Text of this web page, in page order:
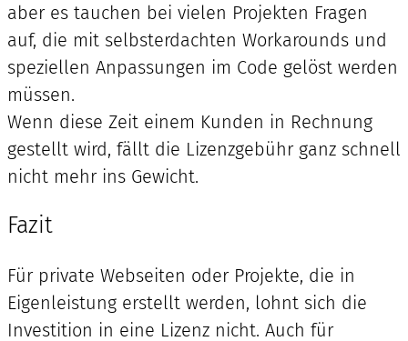
aber es tauchen bei vielen Projekten Fragen
auf, die mit selbsterdachten Workarounds und
speziellen Anpassungen im Code gelöst werden
müssen.
Wenn diese Zeit einem Kunden in Rechnung
gestellt wird, fällt die Lizenzgebühr ganz schnell
nicht mehr ins Gewicht.
Fazit
Für private Webseiten oder Projekte, die in
Eigenleistung erstellt werden, lohnt sich die
Investition in eine Lizenz nicht. Auch für